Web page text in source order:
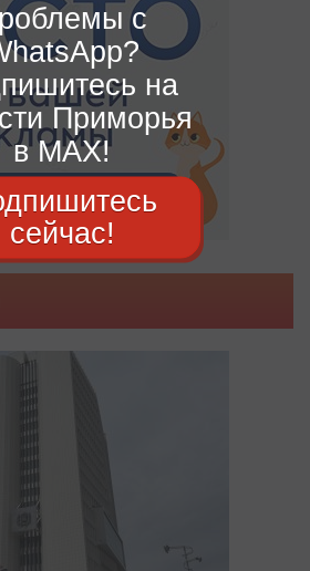
с
на
Приморья
в MAX!
сейчас!